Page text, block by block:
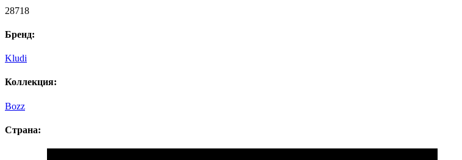
28718
Бренд:
Kludi
Коллекция:
Bozz
Страна: